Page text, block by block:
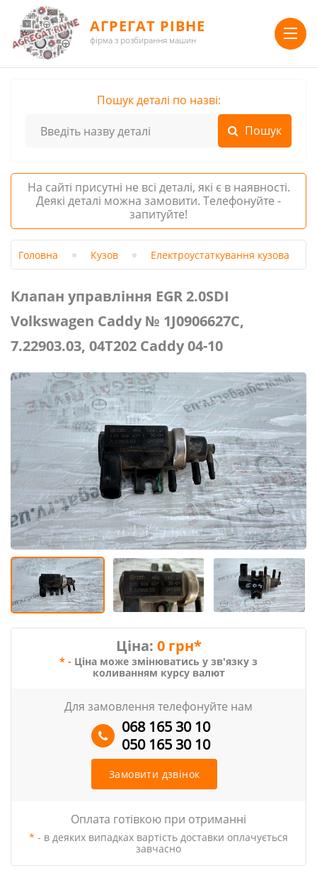
АГРЕГАТ РІВНЕ
фірма з розбирання машин
Пошук деталі по назві:
На сайті присутні не всі деталі, які є в наявності.
Деякі деталі можна замовити. Телефонуйте -
запитуйте!
Головна Кузов Електроустаткування кузова
Клапан управління EGR 2.0SDI
Volkswagen Caddy № 1J0906627C,
7.22903.03, 04Т202 Caddy 04-10
Ціна: 0 грн*
* - Ціна може змінюватись у зв'язку з
коливанням курсу валют
Для замовлення телефонуйте нам
068 165 30 10
050 165 30 10
Замовити дзвінок
Оплата готівкою при отриманні
* - в деяких випадках вартість доставки оплачується
завчасно